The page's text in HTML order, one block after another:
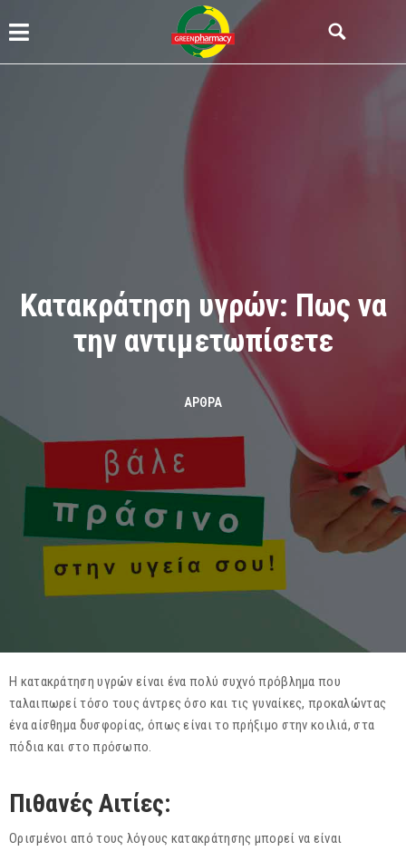
Κατακράτηση υγρών: Πως να
την αντιμετωπίσετε
ΆΡΘΡΑ
Η κατακράτηση υγρών είναι ένα πολύ συχνό πρόβλημα που
ταλαιπωρεί τόσο τους άντρες όσο και τις γυναίκες, προκαλώντας
ένα αίσθημα δυσφορίας, όπως είναι το πρήξιμο στην κοιλιά, στα
πόδια και στο πρόσωπο.
Πιθανές Αιτίες:
Ορισμένοι από τους λόγους κατακράτησης μπορεί να είναι